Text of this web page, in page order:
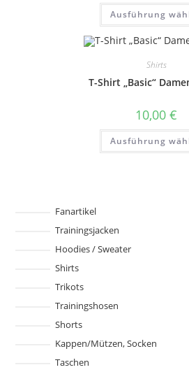
Ausführung
Shirts
T-Shirt „Basic“
10,00 €
Ausführung
Fanartikel
Trainingsjacken
Hoodies / Sweater
Shirts
Trikots
Trainingshosen
Shorts
Kappen/Mützen, Socken
Taschen